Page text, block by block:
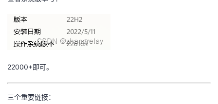
博
客
的
论
坛
我
的
圈
我
的
我
22000+即可。
三个重要链接：